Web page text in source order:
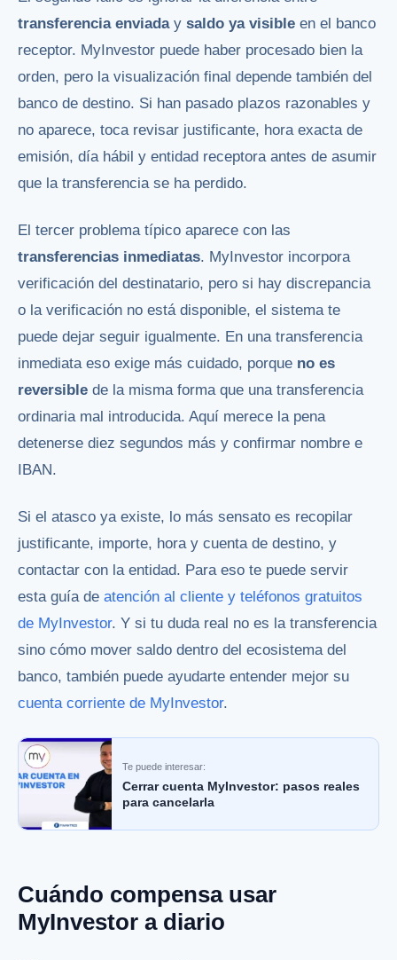
transferencia enviaday saldo ya visible en el banco
receptor. MyInvestor puede haber procesado bien la
orden, pero la visualización final depende también del
banco de destino. Si han pasado plazos razonables y
no aparece, toca revisar justificante, hora exacta de
emisión, día hábil y entidad receptora antes de asumir
que la transferencia se ha perdido.
El tercer problema típico aparece con las
transferencias inmediatas. MyInvestor incorpora
verificación del destinatario, pero si hay discrepancia
o la verificación no está disponible, el sistema te
puede dejar seguir igualmente. En una transferencia
inmediata eso exige más cuidado, porque no es
reversible de la misma forma que una transferencia
ordinaria mal introducida. Aquí merece la pena
detenerse diez segundos más y confirmar nombre e
IBAN.
Si el atasco ya existe, lo más sensato es recopilar
justificante, importe, hora y cuenta de destino, y
contactar con la entidad. Para eso te puede servir
esta guía de atención al cliente y teléfonos gratuitos
de MyInvestor. Y si tu duda real no es la transferencia
sino cómo mover saldo dentro del ecosistema del
banco, también puede ayudarte entender mejor su
cuenta corriente de MyInvestor.
Te puede interesar:
Cerrar cuenta MyInvestor: pasos reales
para cancelarla
Cuándo compensa usar
MyInvestor a diario